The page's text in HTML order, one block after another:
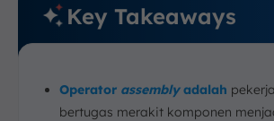
Key Takeaways
Operator assemblyadalah
bertugas merakit komponen